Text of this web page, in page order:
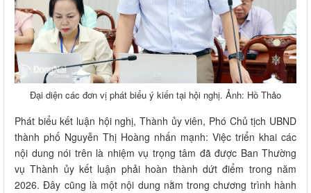
Đại diện các đơn vị phát biểu ý kiến tại hội nghị. Ảnh: Hồ Thảo
Phát biểu kết luận hội nghị, Thành ủy viên, Phó Chủ tịch UBND
thành phố Nguyễn Thị Hoàng nhấn mạnh: Việc triển khai các
nội dung nói trên là nhiệm vụ trọng tâm đã được Ban Thường
vụ Thành ủy kết luận phải hoàn thành dứt điểm trong năm
2026. Đây cũng là một nội dung nằm trong chương trình hành